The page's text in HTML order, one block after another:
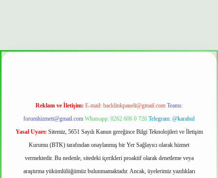
mi
Reklam ve İletişim: E-mail: backlinkpaneli@gmail.com Teams:
forumhizmeti@gmail.com Whatsapp: 0262 606 0 726 Telegram: @karabul
Yasal Uyarı: Sitemiz, 5651 Sayılı Kanun gereğince Bilgi Teknolojileri ve İletişim
Kurumu (BTK) tarafından onaylanmış bir Yer Sağlayıcı olarak hizmet
vermektedir. Bu nedenle, sitedeki içerikleri proaktif olarak denetleme veya
araştırma yükümlülüğümüz bulunmamaktadır. Ancak, üyelerimiz yazdıkları